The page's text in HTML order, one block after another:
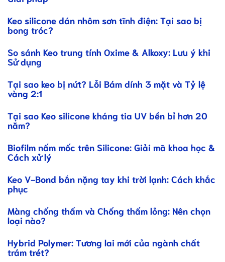
Keo silicone dán nhôm sơn tĩnh điện: Tại sao bị
bong tróc?
So sánh Keo trung tính Oxime & Alkoxy: Lưu ý khi
Sử dụng
Tại sao keo bị nứt? Lỗi Bám dính 3 mặt và Tỷ lệ
vàng 2:1
Tại sao Keo silicone kháng tia UV bền bỉ hơn 20
năm?
Biofilm nấm mốc trên Silicone: Giải mã khoa học &
Cách xử lý
Keo V-Bond bắn nặng tay khi trời lạnh: Cách khắc
phục
Màng chống thấm và Chống thấm lỏng: Nên chọn
loại nào?
Hybrid Polymer: Tương lai mới của ngành chất
trám trét?